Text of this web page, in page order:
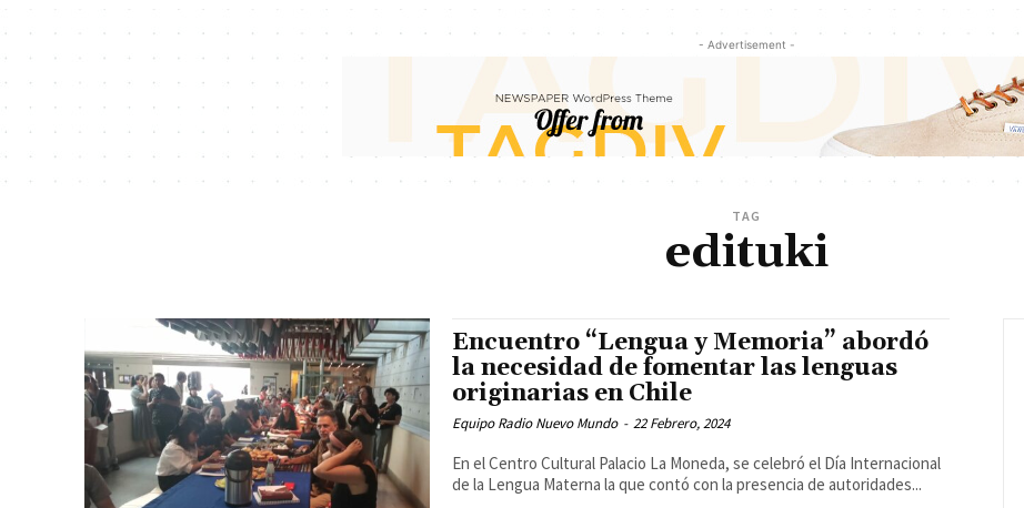
- Advertisement -
TAG
edituki
Encuentro “Lengua y Memoria” abordó
la necesidad de fomentar las lenguas
originarias en Chile
Equipo Radio Nuevo Mundo - 22 Febrero, 2024
En el Centro Cultural Palacio La Moneda, se celebró el Día Internacional
de la Lengua Materna la que contó con la presencia de autoridades...